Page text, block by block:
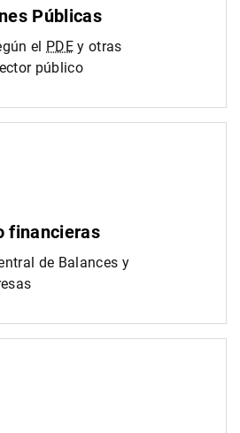
Públicas
el PDEy otras
público
financieras
de Balances y